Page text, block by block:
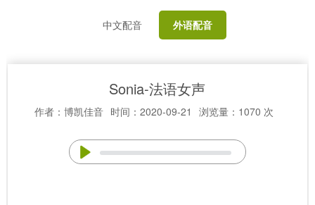
中文配音 外语配音
Sonia-法语女声
作者：博凯佳音 时间：2020-09-21 浏览量：1070 次